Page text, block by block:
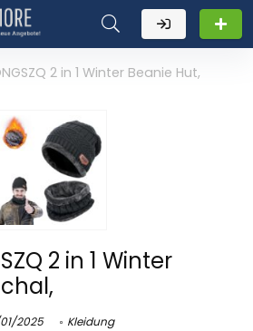
2 in 1 Winter Beanie Hut,
2 in 1 Winter
2025 Kleidung